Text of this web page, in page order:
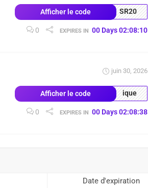
Afficher le code SR20
0 EXPIRES IN 00 Days 02:08:09
juin 30, 2026
Afficher le code ique
0 EXPIRES IN 00 Days 02:08:37
Date d'expiration